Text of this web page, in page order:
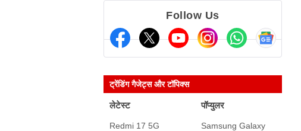
Follow Us
ट्रेंडिंग गैजेट्स और टॉपिक्स
लेटेस्ट
Redmi 17 5G
पॉप्युलर
Samsung Galaxy